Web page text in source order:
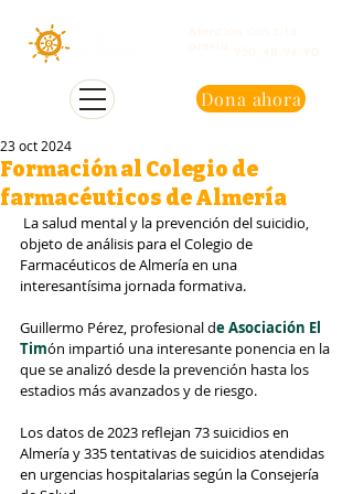
Dona ahora
Formación al Colegio de
farmacéuticos de Almería
23 oct 2024
La salud mental y la prevención del suicidio,
objeto de análisis para el Colegio de
Farmacéuticos de Almería en una
interesantísima jornada formativa.
Guillermo Pérez, profesional de Asociación El
Timón impartió una interesante ponencia en la
que se analizó desde la prevención hasta los
estadios más avanzados y de riesgo.
Los datos de 2023 reflejan 73 suicidios en
Almería y 335 tentativas de suicidios atendidas
en urgencias hospitalarias según la Consejería